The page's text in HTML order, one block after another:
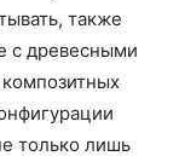
также
с древесными
только лишь